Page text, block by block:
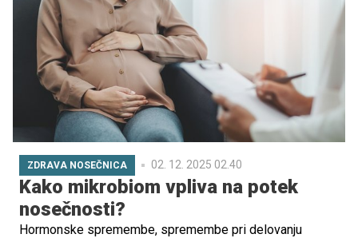
je jezik čustvene intime, ranljivosti in vzajemne
povezanosti. Ko eden od partnerjev začne doživljati
zmanjšano spolno željo, lahko to povzroči napetosti v
razmerju, občutke zavrnjenosti, neželenosti, frustracije in
celo dvome o lastni privlačnosti ali vrednosti. Gre za
občutljivo temo, ki pogosto ostane nerazrešena – zaradi
sramu, strahu pred konfliktom ali preprosto zato, ker
partnerja ne znata o tem odkrito spregovoriti.
ZDRAVA NOSEČNICA 02. 12. 2025 02.40
Kako mikrobiom vpliva na potek
nosečnosti?
Hormonske spremembe, spremembe pri delovanju